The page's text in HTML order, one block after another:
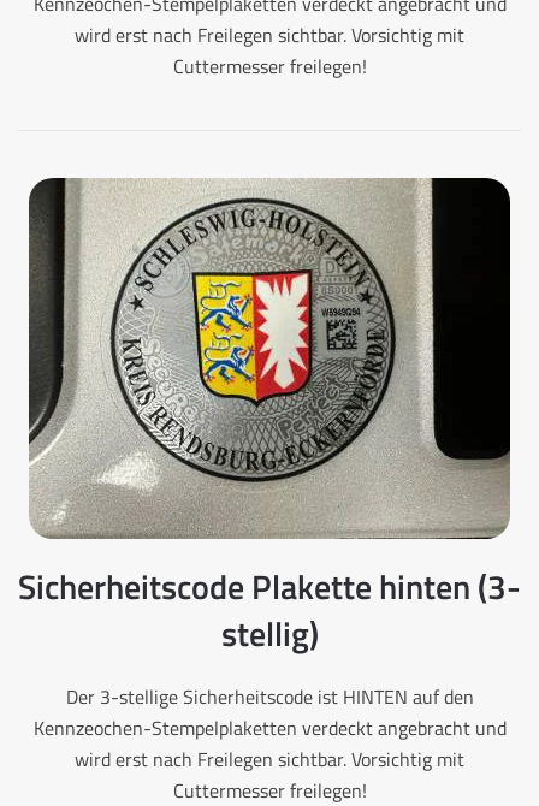
wird erst nach Freilegen sichtbar. Vorsichtig mit
Cuttermesser freilegen!
Sicherheitscode Plakette hinten (3-
stellig)
Der 3-stellige Sicherheitscode ist HINTEN auf den
Kennzeochen-Stempelplaketten verdeckt angebracht und
wird erst nach Freilegen sichtbar. Vorsichtig mit
Cuttermesser freilegen!